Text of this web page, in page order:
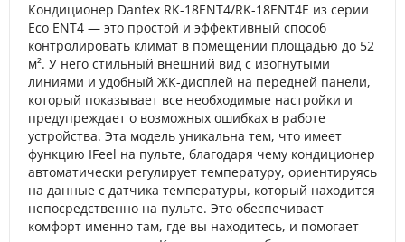
Кондиционер Dantex RK-18ENT4/RK-18ENT4E из серии
Eco ENT4 — это простой и эффективный способ
контролировать климат в помещении площадью до 52
м². У него стильный внешний вид с изогнутыми
линиями и удобный ЖК-дисплей на передней панели,
который показывает все необходимые настройки и
предупреждает о возможных ошибках в работе
устройства. Эта модель уникальна тем, что имеет
функцию IFeel на пульте, благодаря чему кондиционер
автоматически регулирует температуру, ориентируясь
на данные с датчика температуры, который находится
непосредственно на пульте. Это обеспечивает
комфорт именно там, где вы находитесь, и помогает